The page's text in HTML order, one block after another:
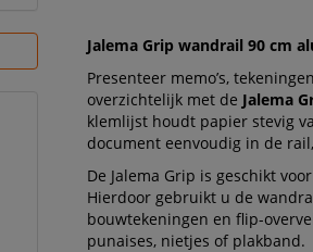
Jalema Grip wandrail 90 cm
Presenteer memo’s,
overzichtelijk met de Jalema
klemlijst houdt papier stevig
document eenvoudig in de
De Jalema Grip is geschikt
Hierdoor gebruikt u de
bouwtekeningen en flip-
punaises, nietjes of plakband.